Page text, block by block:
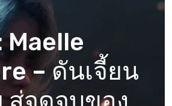
Maelle
– ดันเจี้ยน